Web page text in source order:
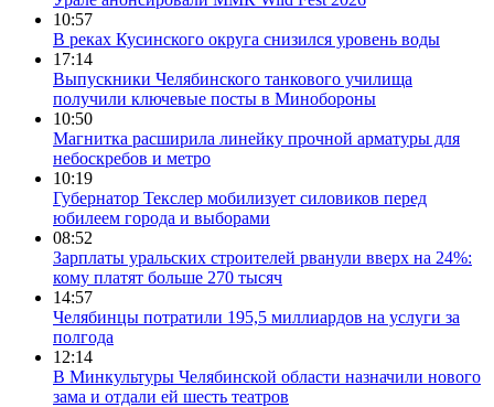
10:57
В реках Кусинского округа снизился уровень воды
17:14
Выпускники Челябинского танкового училища
получили ключевые посты в Минобороны
10:50
Магнитка расширила линейку прочной арматуры для
небоскребов и метро
10:19
Губернатор Текслер мобилизует силовиков перед
юбилеем города и выборами
08:52
Зарплаты уральских строителей рванули вверх на 24%:
кому платят больше 270 тысяч
14:57
Челябинцы потратили 195,5 миллиардов на услуги за
полгода
12:14
В Минкультуры Челябинской области назначили нового
зама и отдали ей шесть театров